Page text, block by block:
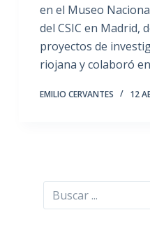
en el Museo
del CSIC en Madrid,
proyectos de
riojana y colaboró
EMILIO CERVANTES 12
Buscar